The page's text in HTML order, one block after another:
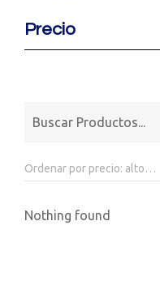
Precio
Nothing found